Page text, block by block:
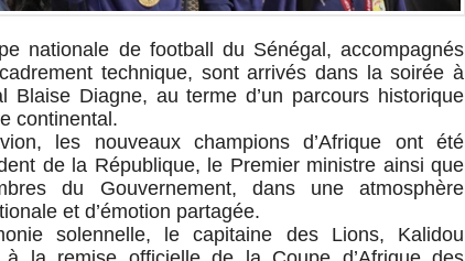
nationale de football du Sénégal, accompagnés
technique, sont arrivés dans la soirée à
Blaise Diagne, au terme d’un parcours historique
continental.
les nouveaux champions d’Afrique ont été
de la République, le Premier ministre ainsi que
du Gouvernement, dans une atmosphère
et d’émotion partagée.
solennelle, le capitaine des Lions, Kalidou